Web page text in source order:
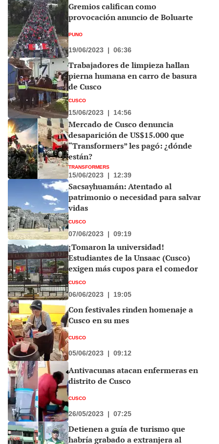
Gremios califican como
provocación anuncio de Boluarte
PUNO
19/06/2023 | 06:36
Trabajadores de limpieza hallan
pierna humana en carro de basura
de Cusco
CUSCO
15/06/2023 | 14:56
Mercado de Cusco denuncia
desaparición de US$15.000 que
“Transformers” les pagó: ¿dónde
están?
TRANSFORMERS
15/06/2023 | 12:39
Sacsayhuamán: Atentado al
patrimonio o necesidad para salvar
vidas
CUSCO
07/06/2023 | 09:19
¡Tomaron la universidad!
Estudiantes de la Unsaac (Cusco)
exigen más cupos para el comedor
CUSCO
06/06/2023 | 19:05
Con festivales rinden homenaje a
Cusco en su mes
CUSCO
05/06/2023 | 09:12
Antivacunas atacan enfermeras en
distrito de Cusco
CUSCO
26/05/2023 | 07:25
Detienen a guía de turismo que
habría grabado a extranjera al